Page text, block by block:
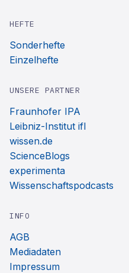
HEFTE
Sonderhefte
Einzelhefte
UNSERE PARTNER
Fraunhofer IPA
Leibniz-Institut ifl
wissen.de
ScienceBlogs
experimenta
Wissenschaftspodcasts
INFO
AGB
Mediadaten
Impressum